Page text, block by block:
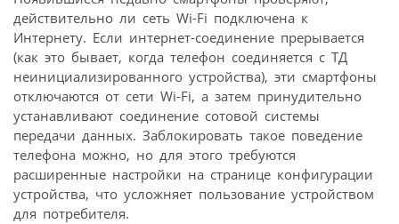
действительно ли сеть Wi-Fi подключена к
Интернету. Если интернет-соединение прерывается
(как это бывает, когда телефон соединяется с ТД
неинициализированного устройства), эти смартфоны
отключаются от сети Wi-Fi, а затем принудительно
устанавливают соединение сотовой системы
передачи данных. Заблокировать такое поведение
телефона можно, но для этого требуются
расширенные настройки на странице конфигурации
устройства, что усложняет пользование устройством
для потребителя.